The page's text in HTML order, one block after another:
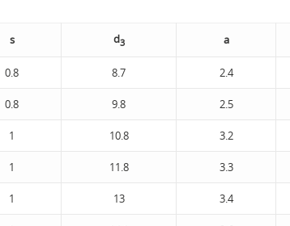
s d3 а
0.8 8.7 2.4
0.8 9.8 2.5
1 10.8 3.2
1 11.8 3.3
1 13 3.4